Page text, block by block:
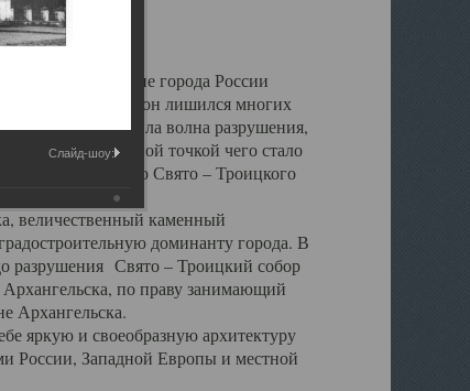
губернские города России
которых он лишился многих
ударила волна разрушения,
годов. Отправной точкой чего стало
кафедрального Свято – Троицкого
каменный
доминанту города. В
разрушения Свято – Троицкий собор
по праву занимающий
Архангельска.
яркую и своеобразную архитектуру
России, Западной Европы и местной
Слайд-шоу: